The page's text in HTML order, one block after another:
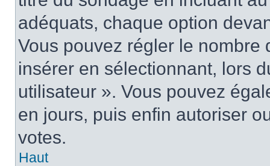
adéquats, chaque option
Vous pouvez régler le nombre
insérer en sélectionnant, lors
utilisateur ». Vous pouvez
en jours, puis enfin autoriser
votes.
Haut